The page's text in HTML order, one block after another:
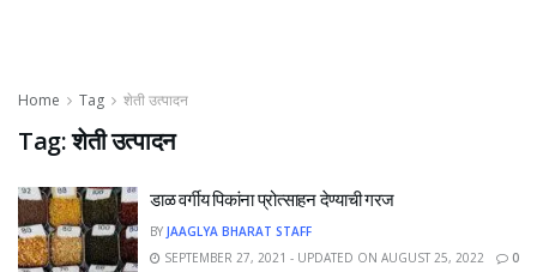
Home Tag शेती उत्पादन
Tag:शेती उत्पादन
डाळ वर्गीय पिकांना प्रोत्साहन देण्याची गरज
BY JAAGLYA BHARAT STAFF
SEPTEMBER 27, 2021 - UPDATED ON AUGUST 25, 2022
0